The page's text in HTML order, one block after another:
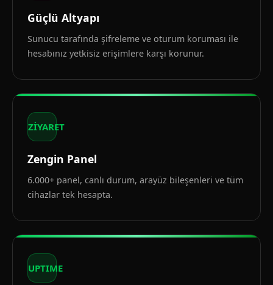
Güçlü Altyapı
Sunucu tarafında şifreleme ve oturum koruması ile
hesabınız yetkisiz erişimlere karşı korunur.
ZİYARET
Zengin Panel
6.000+ panel, canlı durum, arayüz bileşenleri ve tüm
cihazlar tek hesapta.
UPTIME